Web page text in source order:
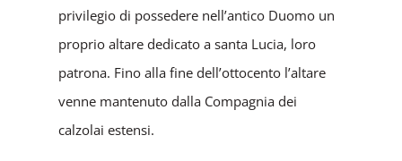
privilegio di possedere nell’antico Duomo un
proprio altare dedicato a santa Lucia, loro
patrona. Fino alla fine dell’ottocento l’altare
venne mantenuto dalla Compagnia dei
calzolai estensi.